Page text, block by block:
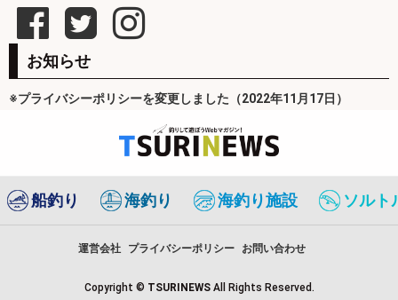
お知らせ
※プライバシーポリシーを変更しました（2022年11月17日）
船釣り 海釣り 海釣り施設 ソルト
運営会社 プライバシーポリシー お問い合わせ
Copyright © TSURINEWS All Rights Reserved.